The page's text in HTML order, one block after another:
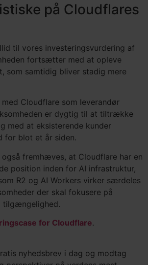
på Cloudflares
til vores investeringsvurdering af
fortsætter med at opleve
som samtidig bliver stadig mere
Cloudflare som leverandør
er dygtig til at tiltrække
med at eksisterende kunder
for blot et år siden.
fremhæves, at Cloudflare har en
position inden for AI infrastruktur,
R2 og AI Workers virker særdeles
der skal fokusere på
tilgængelighed.
for Cloudflare.
nyhedsbrev i dag og modtag